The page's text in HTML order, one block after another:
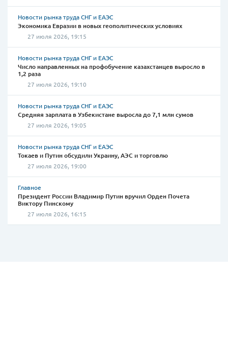
Новости рынка труда СНГ и ЕАЭС
Экономика Евразии в новых геополитических условиях
27 июля 2026, 19:15
Новости рынка труда СНГ и ЕАЭС
Число направленных на профобучение казахстанцев выросло в
1,2 раза
27 июля 2026, 19:10
Новости рынка труда СНГ и ЕАЭС
Средняя зарплата в Узбекистане выросла до 7,1 млн сумов
27 июля 2026, 19:05
Новости рынка труда СНГ и ЕАЭС
Токаев и Путин обсудили Украину, АЭС и торговлю
27 июля 2026, 19:00
Главное
Президент России Владимир Путин вручил Орден Почета
Виктору Пинскому
27 июля 2026, 16:15